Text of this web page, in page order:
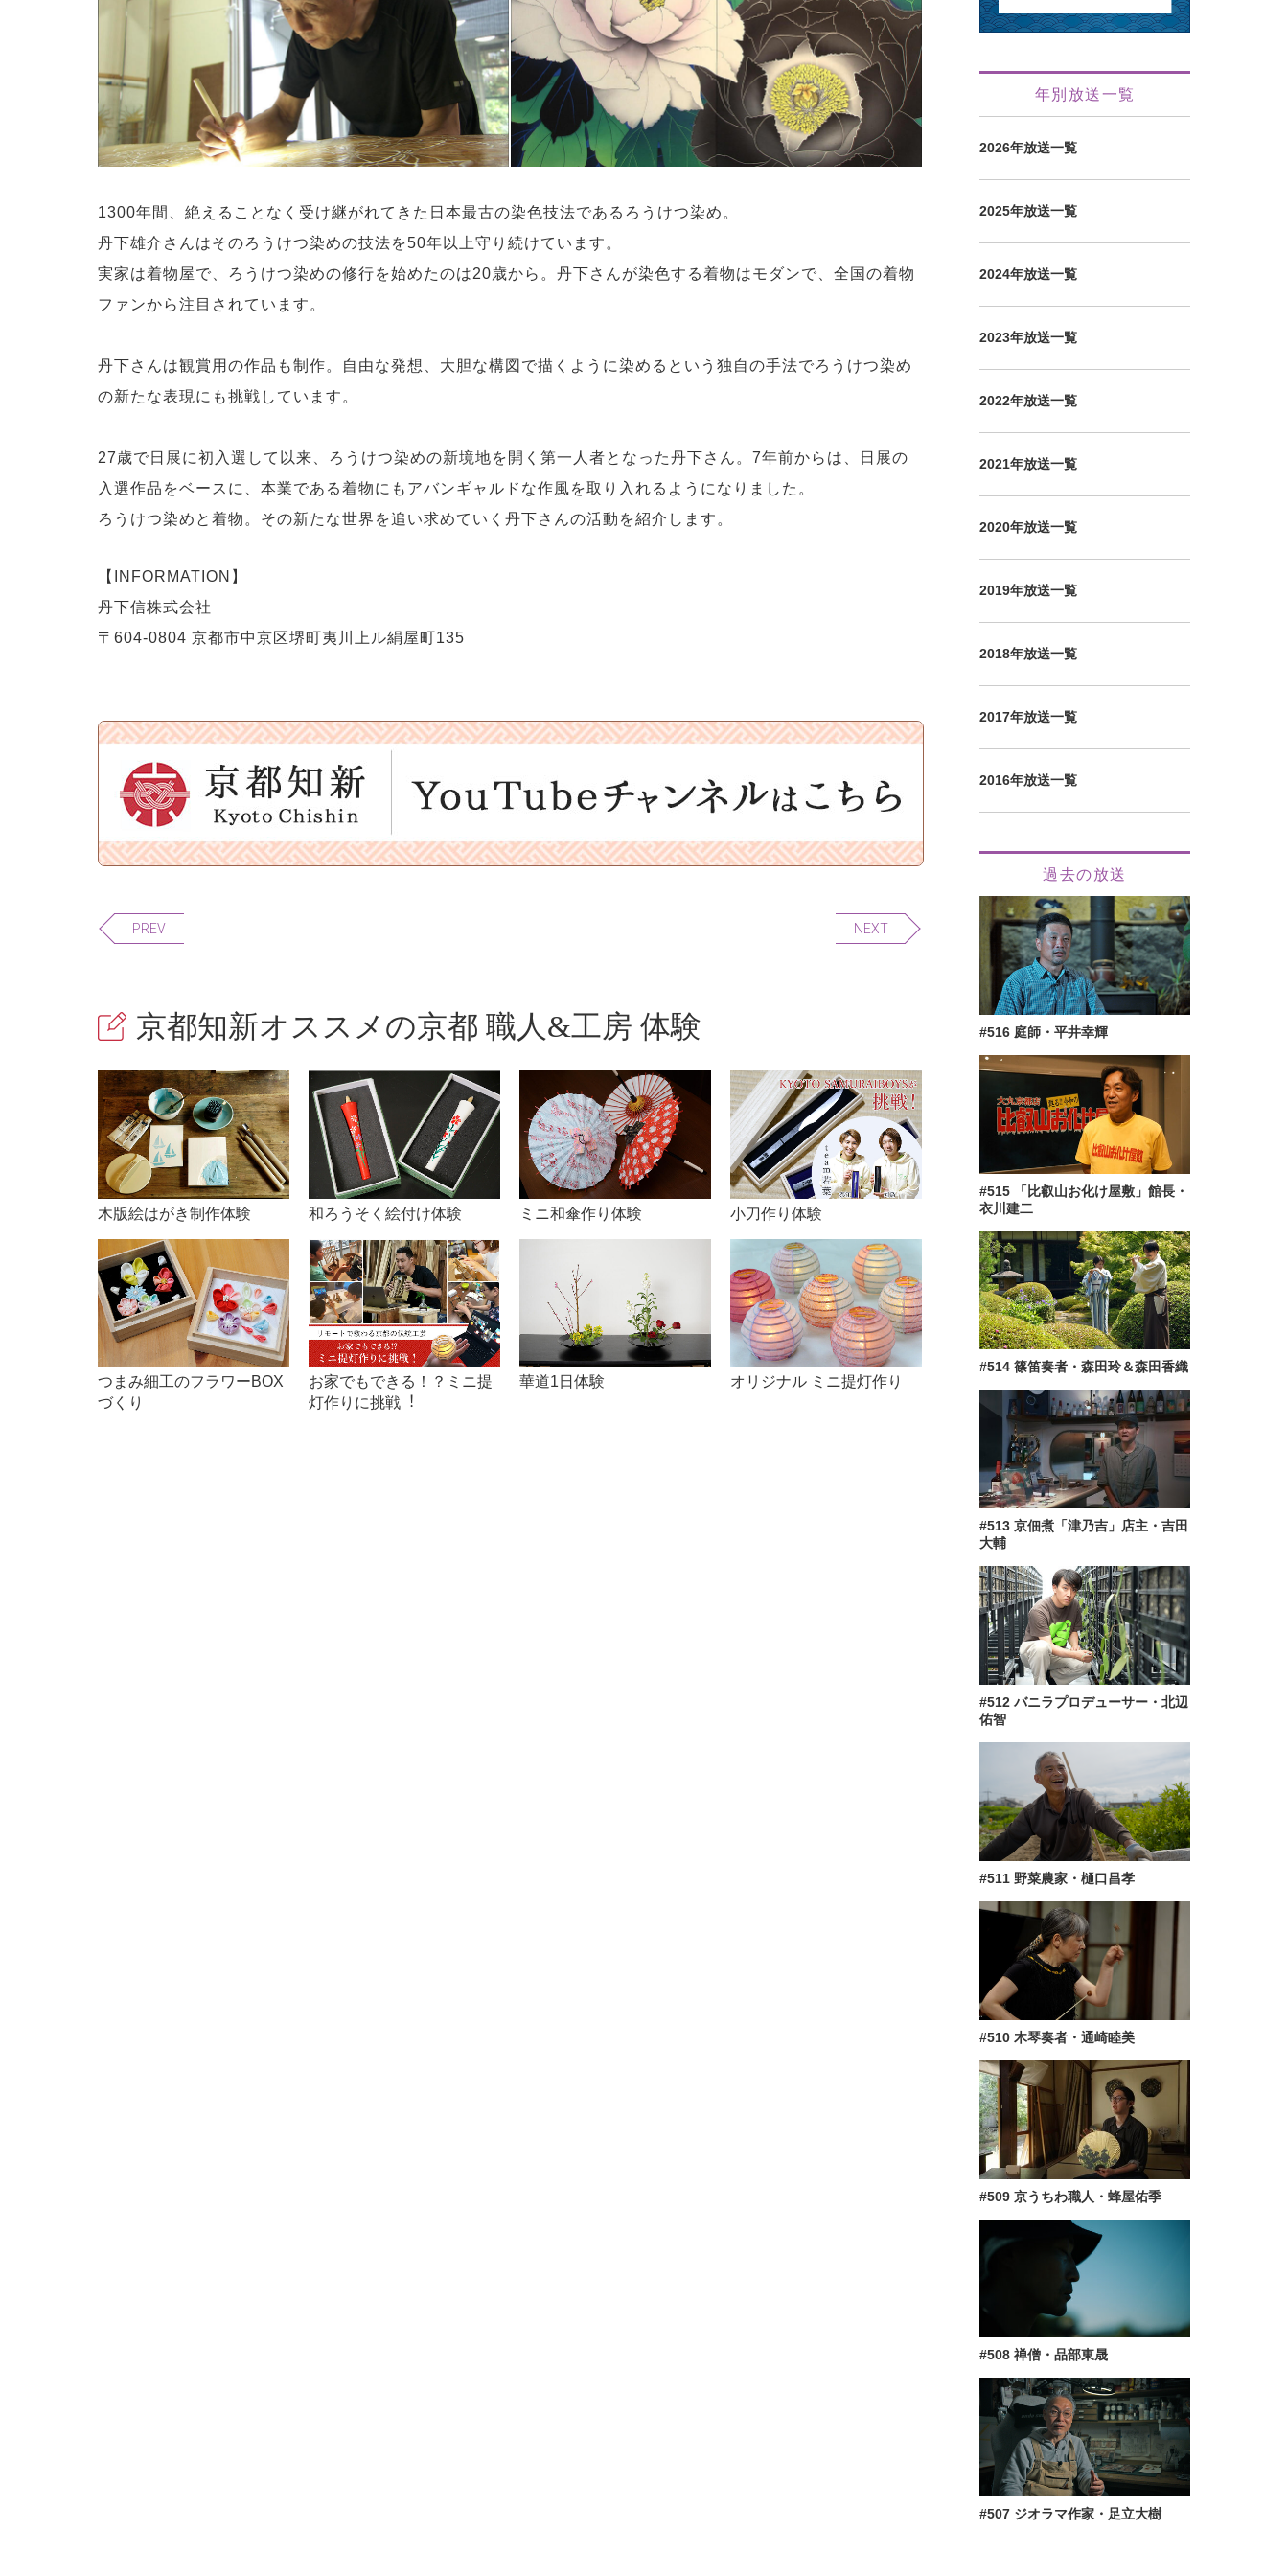
1300年間、絶えることなく受け継がれてきた日本最古の染色技法であるろうけつ染め。
丹下雄介さんはそのろうけつ染めの技法を50年以上守り続けています。
実家は着物屋で、ろうけつ染めの修行を始めたのは20歳から。丹下さんが染色する着物はモダンで、全国の着物
ファンから注目されています。
丹下さんは観賞用の作品も制作。自由な発想、大胆な構図で描くように染めるという独自の手法でろうけつ染め
の新たな表現にも挑戦しています。
27歳で日展に初入選して以来、ろうけつ染めの新境地を開く第一人者となった丹下さん。7年前からは、日展の
入選作品をベースに、本業である着物にもアバンギャルドな作風を取り入れるようになりました。
ろうけつ染めと着物。その新たな世界を追い求めていく丹下さんの活動を紹介します。
【INFORMATION】
丹下信株式会社
〒604-0804 京都市中京区堺町夷川上ル絹屋町135
PREV NEXT
京都知新オススメの京都 職人&工房 体験
木版絵はがき制作体験 和ろうそく絵付け体験 ミニ和傘作り体験 小刀作り体験
つまみ細工のフラワーBOX
づくり
お家でもできる！？ミニ提
灯作りに挑戦︕
華道1日体験 オリジナル ミニ提灯作り
年別放送一覧
2026年放送一覧
2025年放送一覧
2024年放送一覧
2023年放送一覧
2022年放送一覧
2021年放送一覧
2020年放送一覧
2019年放送一覧
2018年放送一覧
2017年放送一覧
2016年放送一覧
過去の放送
#516 庭師・平井幸輝
#515 「比叡山お化け屋敷」館長・
衣川建二
#514 篠笛奏者・森田玲＆森田香織
#513 京佃煮「津乃吉」店主・吉田
大輔
#512 バニラプロデューサー・北辺
佑智
#511 野菜農家・樋口昌孝
#510 木琴奏者・通崎睦美
#509 京うちわ職人・蜂屋佑季
#508 禅僧・品部東晟
#507 ジオラマ作家・足立大樹